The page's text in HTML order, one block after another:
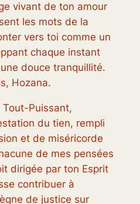
vivant de ton amour
les mots de la
vers toi comme un
chaque instant
douce tranquillité.
Hozana.
Puissant,
du tien, rempli
et de miséricorde
de mes pensées
dirigée par ton Esprit
contribuer à
de justice sur